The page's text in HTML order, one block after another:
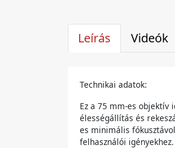
Leírás Videók
Technikai adatok:
Ez a 75 mm-es
élességállítás és
es minimális
felhasználói igényekhez.